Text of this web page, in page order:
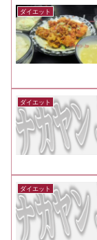
ダイエット
ダイエット
ダイエット